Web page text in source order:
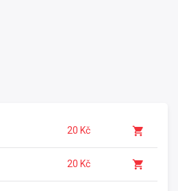
20 Kč
20 Kč